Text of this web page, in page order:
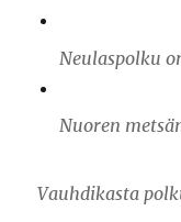
Neulaspolku
Nuoren
Vauhdikasta